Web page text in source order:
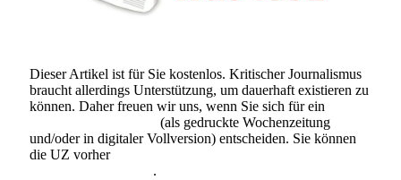
Dieser Artikel ist für Sie kostenlos. Kritischer Journalismus
braucht allerdings Unterstützung, um dauerhaft existieren zu
können. Daher freuen wir uns, wenn Sie sich für ein
(als gedruckte Wochenzeitung
und/oder in digitaler Vollversion) entscheiden. Sie können
die UZ vorher
.